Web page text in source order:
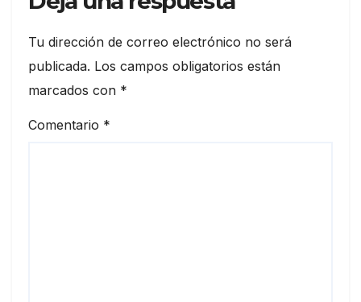
Tu dirección de correo electrónico no será
publicada. Los campos obligatorios están
marcados con *
Comentario *